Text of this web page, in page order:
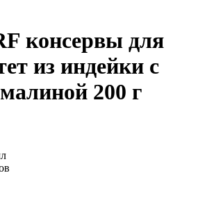
консервы для
из индейки с
200 г